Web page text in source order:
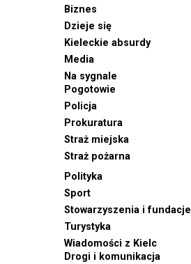
Biznes
Dzieje się
Kieleckie absurdy
Media
Na sygnale
Pogotowie
Policja
Prokuratura
Straż miejska
Straż pożarna
Polityka
Sport
Stowarzyszenia i fundacje
Turystyka
Wiadomości z Kielc
Drogi i komunikacja